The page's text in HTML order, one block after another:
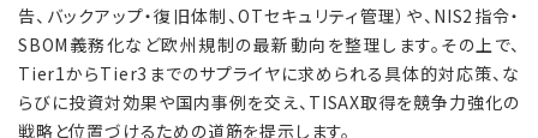
告、バックアップ・復旧体制、OTセキュリティ管理）や、NIS2指令・
SBOM義務化など欧州規制の最新動向を整理します。その上で、
Tier1からTier3までのサプライヤに求められる具体的対応策、な
らびに投資対効果や国内事例を交え、TISAX取得を競争力強化の
戦略と位置づけるための道筋を提示します。